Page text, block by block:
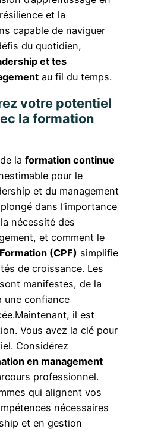
et la
capable de naviguer
du quotidien,
et tes
au fil du temps.
votre potentiel
la formation
la formation continue
pour le
et du management
dans l’importance
nécessité des
et comment le
(CPF) simplifie
de croissance. Les
manifestes, de la
une confiance
il est
Vous avez la clé pour
Considérez
en management
professionnel.
qui alignent vos
nécessaires
et en gestion